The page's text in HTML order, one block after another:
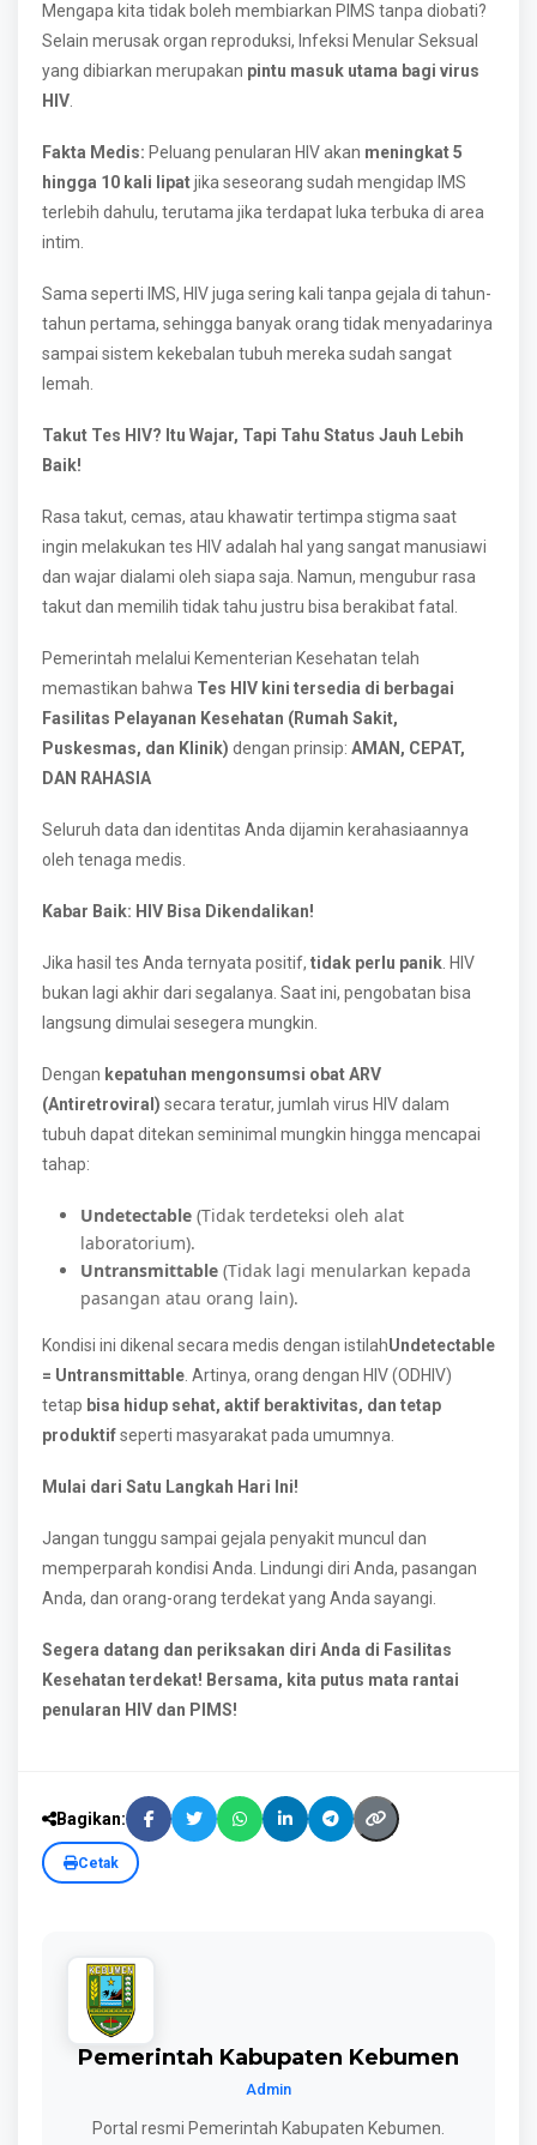
Mengapa kita tidak boleh membiarkan PIMS tanpa diobati?
Selain merusak organ reproduksi, Infeksi Menular Seksual
yang dibiarkan merupakan pintu masuk utama bagi virus
HIV
Fakta Medis: Peluang penularan HIV akan meningkat 5
hingga 10 kali lipatjika seseorang sudah mengidap IMS
terlebih dahulu, terutama jika terdapat luka terbuka di area
intim.
Sama seperti IMS, HIV juga sering kali tanpa gejala di tahun-
tahun pertama, sehingga banyak orang tidak menyadarinya
sampai sistem kekebalan tubuh mereka sudah sangat
lemah.
Takut Tes HIV? Itu Wajar, Tapi Tahu Status Jauh Lebih
Baik!
Rasa takut, cemas, atau khawatir tertimpa stigma saat
ingin melakukan tes HIV adalah hal yang sangat manusiawi
dan wajar dialami oleh siapa saja. Namun, mengubur rasa
takut dan memilih tidak tahu justru bisa berakibat fatal.
Pemerintah melalui Kementerian Kesehatan telah
memastikan bahwa Tes HIV kini tersedia di berbagai
Fasilitas Pelayanan Kesehatan (Rumah Sakit,
Puskesmas, dan Klinik) dengan prinsip: AMAN, CEPAT,
DAN RAHASIA
Seluruh data dan identitas Anda dijamin kerahasiaannya
oleh tenaga medis.
Kabar Baik: HIV Bisa Dikendalikan!
Jika hasil tes Anda ternyata positif, tidak perlu panik . HIV
bukan lagi akhir dari segalanya. Saat ini, pengobatan bisa
langsung dimulai sesegera mungkin.
Dengan kepatuhan mengonsumsi obat ARV
(Antiretroviral) secara teratur, jumlah virus HIV dalam
tubuh dapat ditekan seminimal mungkin hingga mencapai
tahap:
Undetectable (Tidak terdeteksi oleh alat
laboratorium).
Untransmittable (Tidak lagi menularkan kepada
pasangan atau orang lain).
Kondisi ini dikenal secara medis dengan istilahUndetectable
= Untransmittable . Artinya, orang dengan HIV (ODHIV)
tetap bisa hidup sehat, aktif beraktivitas, dan tetap
produktifseperti masyarakat pada umumnya.
Mulai dari Satu Langkah Hari Ini!
Jangan tunggu sampai gejala penyakit muncul dan
memperparah kondisi Anda. Lindungi diri Anda, pasangan
Anda, dan orang-orang terdekat yang Anda sayangi.
Segera datang dan periksakan diri Anda di Fasilitas
Kesehatan terdekat! Bersama, kita putus mata rantai
penularan HIV dan PIMS!
Bagikan:
Cetak
Pemerintah Kabupaten Kebumen
Admin
Portal resmi Pemerintah Kabupaten Kebumen.